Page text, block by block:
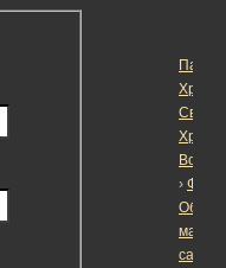
Пасха
›
сайта